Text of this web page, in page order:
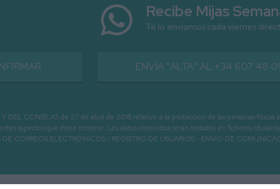
Recibe Mijas
Te lo enviamos cada viernes
ENVÍA "ALTA" AL +34 607 48
CONSEJO de 27 de abril de 2016 relativo a la protección de las personas
aspectos que debe conocer: Los datos obtenidos serán tratados en ficheros
CORREOS ELECTRÓNICOS - REGISTRO DE USUARIOS - ENVIO DE